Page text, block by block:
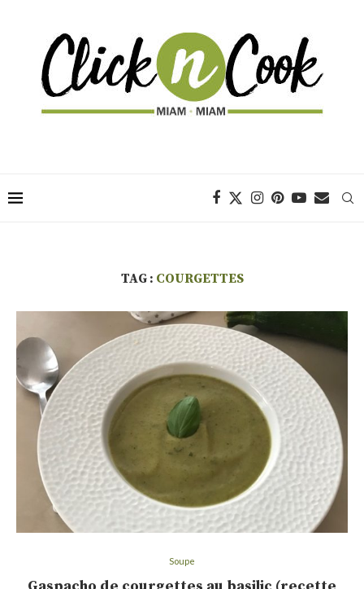
TAG : COURGETTES
Soupe